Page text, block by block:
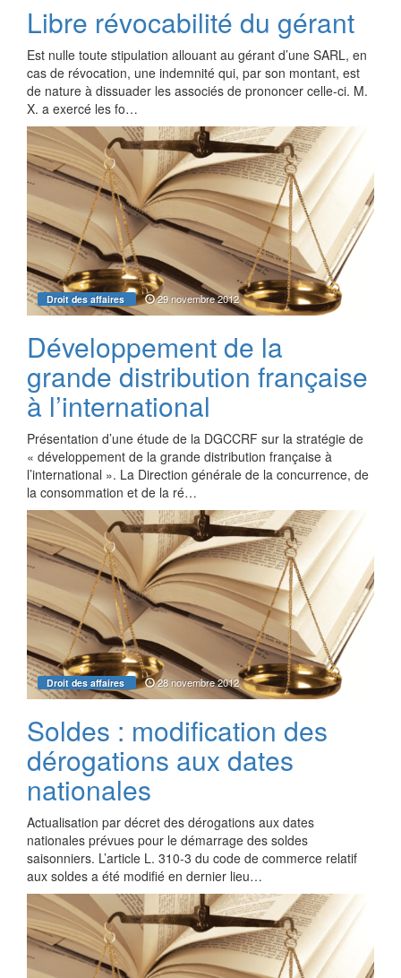
Libre révocabilité du gérant
Est nulle toute stipulation allouant au gérant d’une SARL, en
cas de révocation, une indemnité qui, par son montant, est
de nature à dissuader les associés de prononcer celle-ci. M.
X. a exercé les fo…
Droit des affaires 29 novembre 2012
Développement de la
grande distribution française
à l’international
Présentation d’une étude de la DGCCRF sur la stratégie de
« développement de la grande distribution française à
l’international ». La Direction générale de la concurrence, de
la consommation et de la ré…
Droit des affaires 28 novembre 2012
Soldes : modification des
dérogations aux dates
nationales
Actualisation par décret des dérogations aux dates
nationales prévues pour le démarrage des soldes
saisonniers. L’article L. 310-3 du code de commerce relatif
aux soldes a été modifié en dernier lieu…